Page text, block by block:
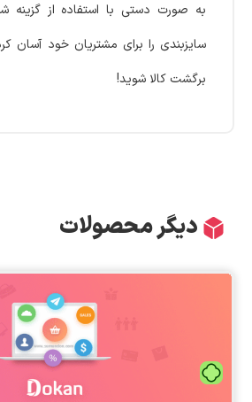
به صورت دستی با استفاده از گزینه
سایزبندی را برای مشتریان خود
برگشت کالا شوید!
دیگر محصولات